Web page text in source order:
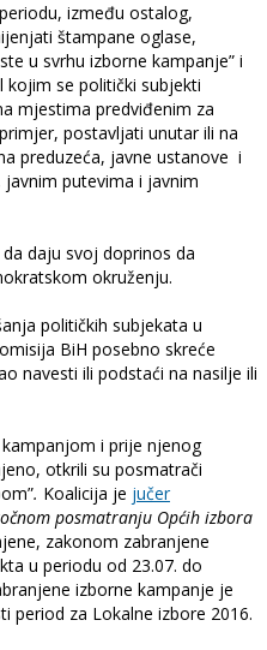
između ostalog,
štampane oglase,
u svrhu izborne kampanje” i
kojim se politički subjekti
mjestima predviđenim za
postavljati unutar ili na
preduzeća, javne ustanove i
putevima i javnim
daju svoj doprinos da
okruženju.
političkih subjekata u
BiH posebno skreće
navesti ili podstaći na nasilje ili
i prije njenog
otkrili su posmatrači
. Koalicija je jučer
posmatranju Općih izbora
zakonom zabranjene
u periodu od 23.07. do
izborne kampanje je
period za Lokalne izbore 2016.